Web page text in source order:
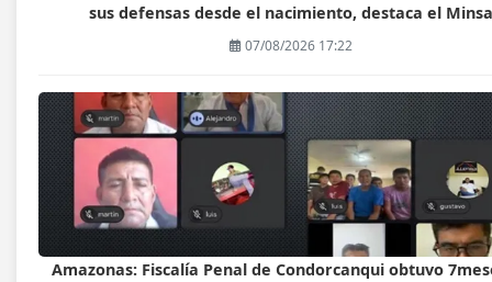
sus defensas desde el nacimiento, destaca el Minsa
07/08/2026 17:22
Amazonas: Fiscalía Penal de Condorcanqui obtuvo